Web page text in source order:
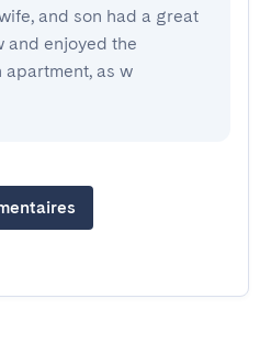
and son had a great
and enjoyed the
as w